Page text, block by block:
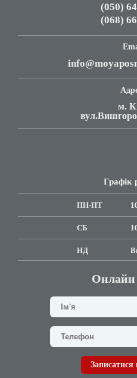
(050)
(068)
м.
Графік
ПН-ПТ
СБ
НД
Онлайн